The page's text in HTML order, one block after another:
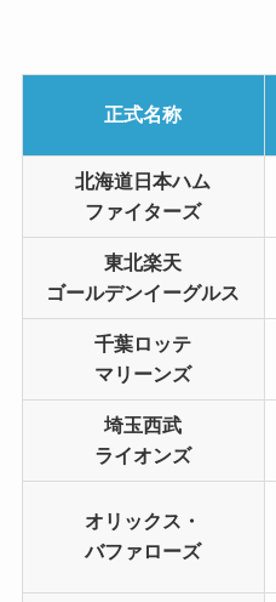
正式名称
北海道日本ハム
ファイターズ
東北楽天
ゴールデンイーグルス
千葉ロッテ
マリーンズ
埼玉西武
ライオンズ
オリックス・
バファローズ